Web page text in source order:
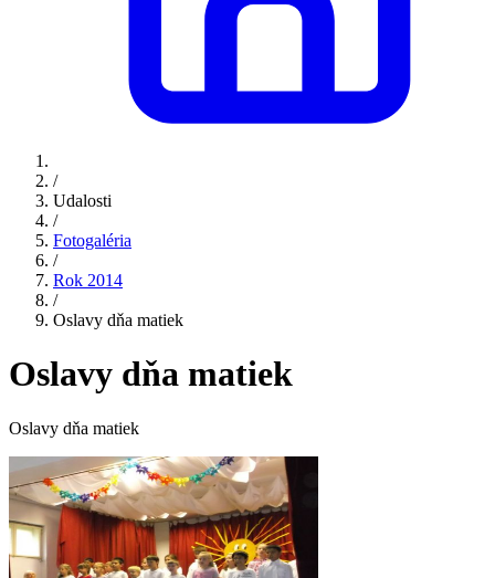
/
Udalosti
/
Fotogaléria
/
Rok 2014
/
Oslavy dňa matiek
Oslavy dňa matiek
Oslavy dňa matiek